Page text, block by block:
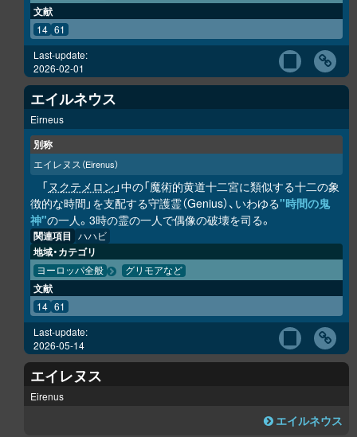
文献
14 61
Last-update:
2026-02-01
エイルネウス
Eirneus
別称
エイレヌス （Eirenus）
「ヌクテメロン 」中の「魔術的黄道十二宮に類似する十二の象
徴的な時間」を支配する守護霊（Genius）、いわゆる"時間の鬼
神"の一人。3時の霊の一人で偶像の破壊を司る。
関連項目 ハハビ
地域・カテゴリ
ヨーロッパ全般 グリモアなど
文献
14 61
Last-update:
2026-05-14
エイレヌス
Eirenus
エイルネウス